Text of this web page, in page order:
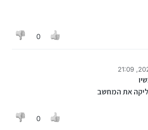
0
על ידי
את המחשב
0